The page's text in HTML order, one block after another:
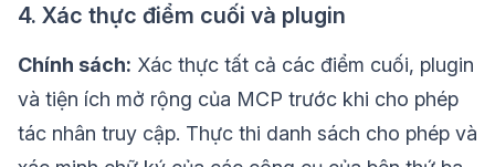
4. Xác thực điểm cuối và plugin
Chính sách: Xác thực tất cả các điểm cuối, plugin
và tiện ích mở rộng của MCP trước khi cho phép
tác nhân truy cập. Thực thi danh sách cho phép và